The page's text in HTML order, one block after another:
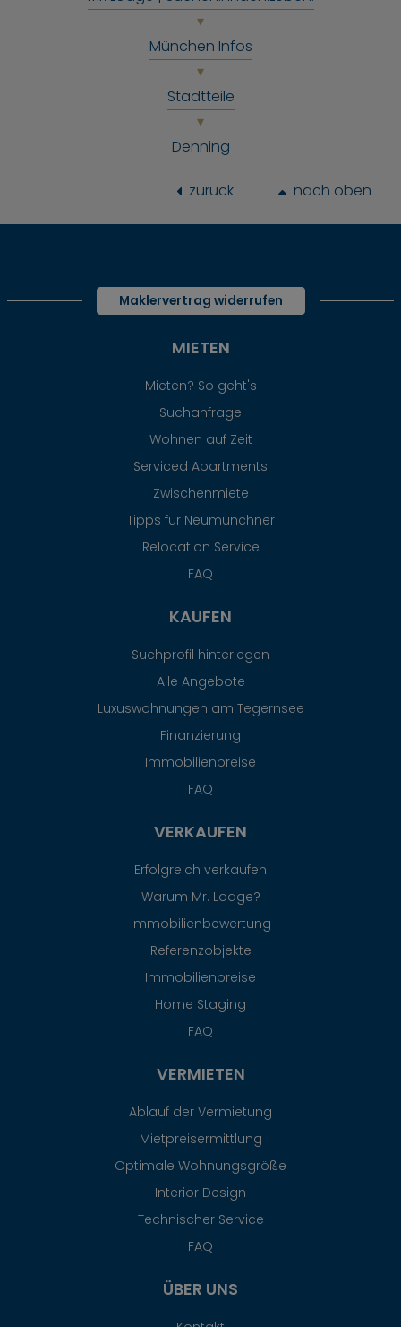
München Infos
Stadtteile
Denning
zurück nach oben
Maklervertrag widerrufen
MIETEN
Mieten? So geht's
Suchanfrage
Wohnen auf Zeit
Serviced Apartments
Zwischenmiete
Tipps für Neumünchner
Relocation Service
FAQ
KAUFEN
Suchprofil hinterlegen
Alle Angebote
Luxuswohnungen am Tegernsee
Finanzierung
Immobilienpreise
FAQ
VERKAUFEN
Erfolgreich verkaufen
Warum Mr. Lodge?
Immobilienbewertung
Referenzobjekte
Immobilienpreise
Home Staging
FAQ
VERMIETEN
Ablauf der Vermietung
Mietpreisermittlung
Optimale Wohnungsgröße
Interior Design
Technischer Service
FAQ
ÜBER UNS